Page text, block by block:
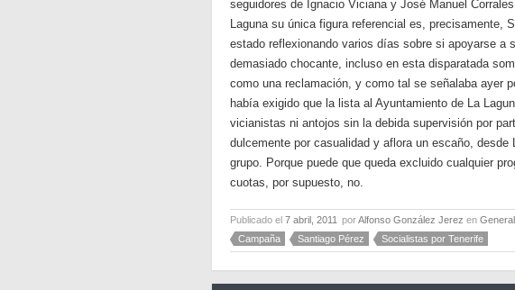
seguidores de Ignacio Viciana y José Manuel
Laguna su única figura referencial es, precisamente,
estado reflexionando varios días sobre si apoyarse a
demasiado chocante, incluso en esta disparatada
como una reclamación, y como tal se señalaba ayer
había exigido que la lista al Ayuntamiento de La
vicianistas ni antojos sin la debida supervisión por
dulcemente por casualidad y aflora un escaño,
grupo. Porque puede que queda excluido cualquier
cuotas, por supuesto, no.
Publicado el 7 abril, 2011 porAlfonso González Jerez en General
Campaña
Santiago Pérez Socialistas por Tenerife